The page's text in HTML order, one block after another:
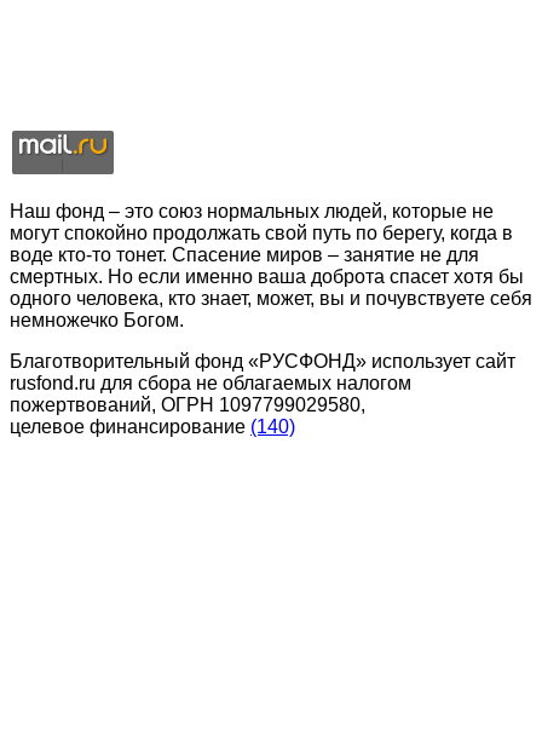
Наш фонд – это союз нормальных людей, которые не
могут спокойно продолжать свой путь по берегу, когда в
воде кто-то тонет. Спасение миров – занятие не для
смертных. Но если именно ваша доброта спасет хотя бы
одного человека, кто знает, может, вы и почувствуете себя
немножечко Богом.
Благотворительный фонд «РУСФОНД» использует сайт
rusfond.ru для сбора не облагаемых налогом
пожертвований, ОГРН 1097799029580,
целевое финансирование (140)